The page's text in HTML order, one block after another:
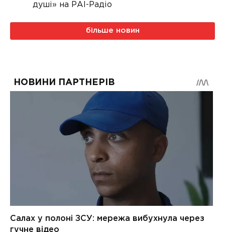
душі» на РАІ-Радіо
більше новин